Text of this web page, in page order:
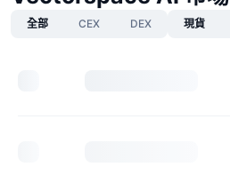
全部 CEX DEX 現貨